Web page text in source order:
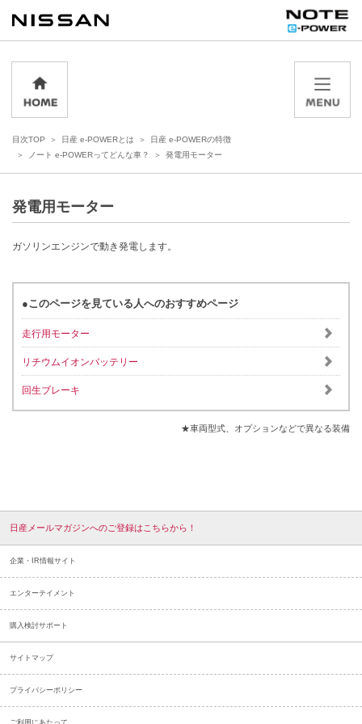
★車両型式、オプションなどで異なる装備
目次TOP 日産 e-POWERとは
日産 e-POWERの特徴
ノート e-POWERってどんな車？
発電用モーター
発電用モーター
ガソリンエンジンで動き発電します。
●このページを見ている人へのおすすめページ
走行用モーター
リチウムイオンバッテリー
回生ブレーキ
★車両型式、オプションなどで異なる装備
日産メールマガジンへのご登録はこちらから！
企業・IR情報サイト
エンターテイメント
購入検討サポート
サイトマップ
プライバシーポリシー
ご利用にあたって